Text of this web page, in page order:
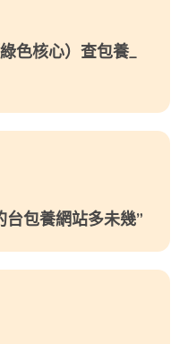
色核心）查包養_
包養網站多未幾”